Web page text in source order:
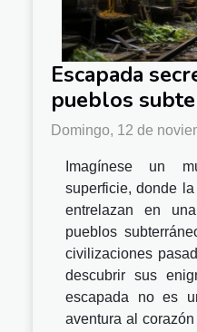
Escapada
pueblos
Domingo, 12 de
Imagínese un
superficie, donde
entrelazan en
pueblos
civilizaciones
descubrir sus
escapada no es
aventura al